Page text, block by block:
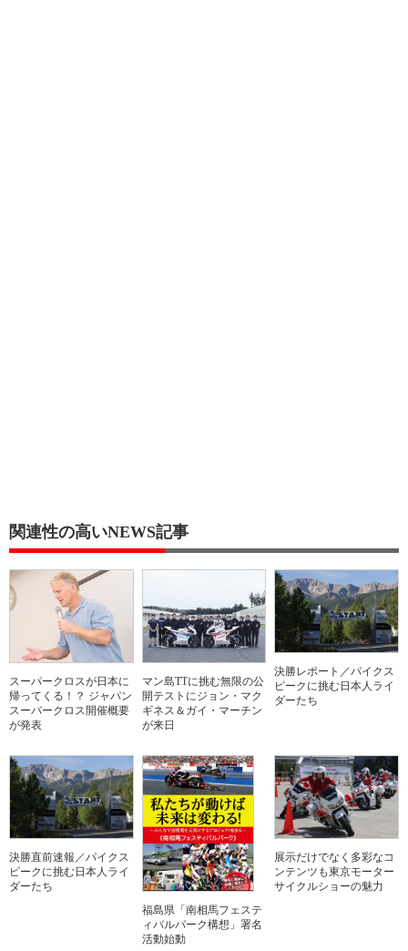
関連性の高いNEWS記事
スーパークロスが日本に
帰ってくる！？ ジャパン
スーパークロス開催概要
が発表
マン島TTに挑む無限の公
開テストにジョン・マク
ギネス＆ガイ・マーチン
が来日
決勝レポート／パイクス
ピークに挑む日本人ライ
ダーたち
決勝直前速報／パイクス
ピークに挑む日本人ライ
ダーたち
福島県「南相馬フェステ
ィバルパーク構想」署名
活動始動
展示だけでなく多彩なコ
ンテンツも東京モーター
サイクルショーの魅力